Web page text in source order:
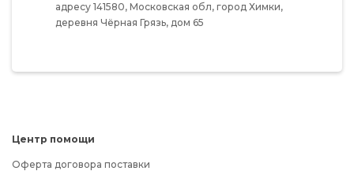
адресу 141580, Московская обл, город Химки,
деревня Чёрная Грязь, дом 65
Центр помощи
Оферта договора поставки